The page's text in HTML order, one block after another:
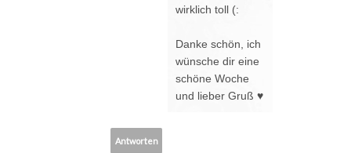
wirklich toll (:
Danke schön, ich
wünsche dir eine
schöne Woche
und lieber Gruß ♥
Antworten